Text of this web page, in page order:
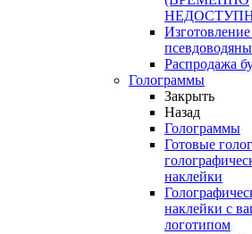
Распродажа
Голограммы
Закрыть
Назад
Голограммы
Готовые
наклейки
наклейки с
логотипом